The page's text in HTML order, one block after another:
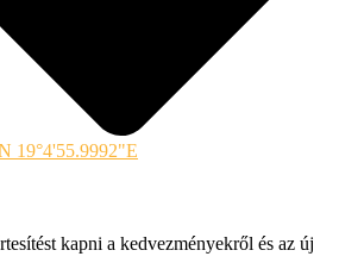
19°4'55.9992"E
kapni a kedvezményekről és az új